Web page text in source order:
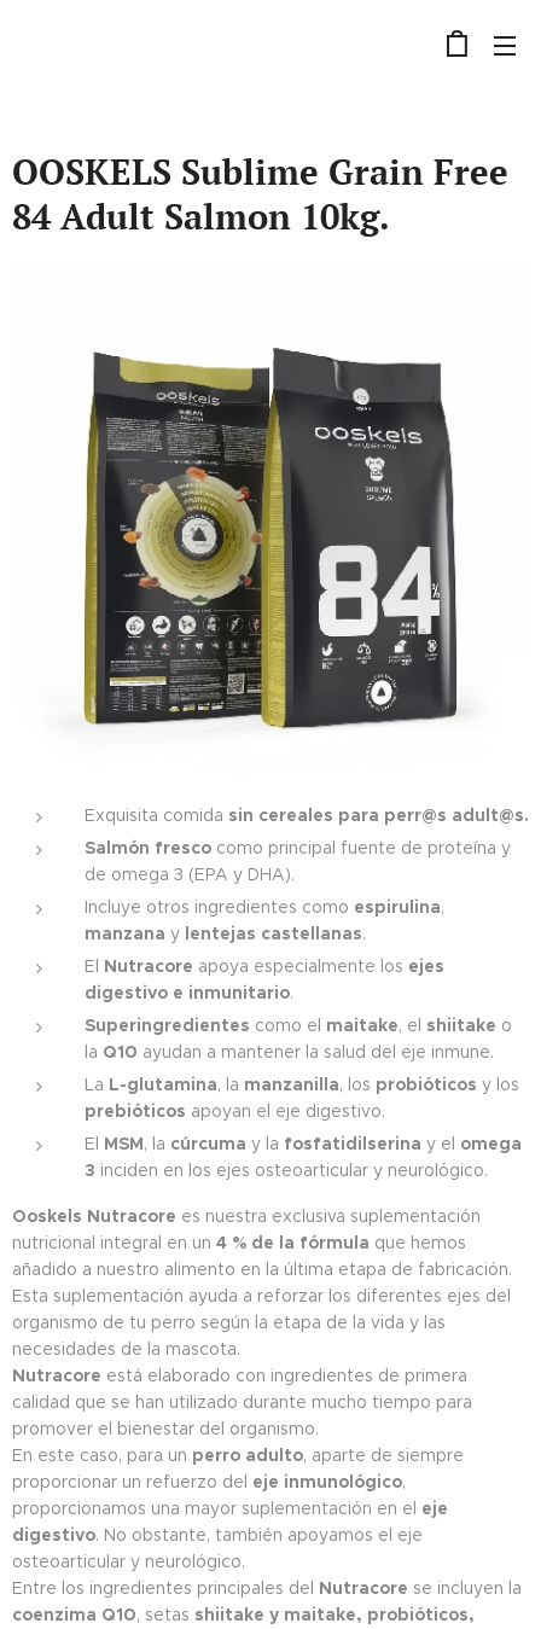
OOSKELS Sublime Grain Free
84 Adult Salmon 10kg.
Exquisita comida sin cereales para perr@s adult@s.
Salmón fresco como principal fuente de proteína y
de omega 3 (EPA y DHA).
Incluye otros ingredientes como espirulina,
manzana y lentejas castellanas.
El Nutracore apoya especialmente los ejes
digestivo e inmunitario.
Superingredientes como el maitake, el shiitake o
la Q10 ayudan a mantener la salud del eje inmune.
La L-glutamina, la manzanilla, los probióticos y los
prebióticos apoyan el eje digestivo.
El MSM, la cúrcuma y la fosfatidilserina y el omega
3 inciden en los ejes osteoarticular y neurológico.
Ooskels Nutracore es nuestra exclusiva suplementación
nutricional integral en un 4 % de la fórmula que hemos
añadido a nuestro alimento en la última etapa de fabricación.
Esta suplementación ayuda a reforzar los diferentes ejes del
organismo de tu perro según la etapa de la vida y las
necesidades de la mascota.
Nutracore está elaborado con ingredientes de primera
calidad que se han utilizado durante mucho tiempo para
promover el bienestar del organismo.
En este caso, para un perro adulto, aparte de siempre
proporcionar un refuerzo del eje inmunológico,
proporcionamos una mayor suplementación en el eje
digestivo. No obstante, también apoyamos el eje
osteoarticular y neurológico.
Entre los ingredientes principales del Nutracore se incluyen la
coenzima Q10, setas shiitake y maitake, probióticos,